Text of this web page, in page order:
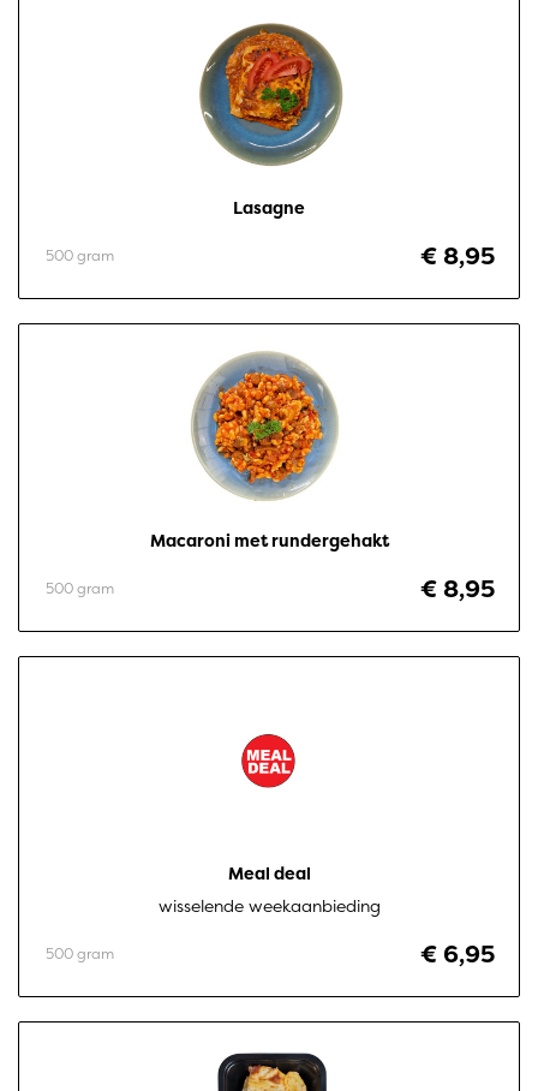
Lasagne
€ 8,95
500 gram
Macaroni met rundergehakt
€ 8,95
500 gram
Meal deal
wisselende weekaanbieding
€ 6,95
500 gram